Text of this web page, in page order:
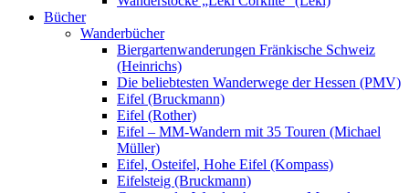
Bücher
Wanderbücher
Biergartenwanderungen Fränkische Schweiz
(Heinrichs)
Die beliebtesten Wanderwege der Hessen (PMV)
Eifel (Bruckmann)
Eifel (Rother)
Eifel – MM-Wandern mit 35 Touren (Michael
Müller)
Eifel, Osteifel, Hohe Eifel (Kompass)
Eifelsteig (Bruckmann)